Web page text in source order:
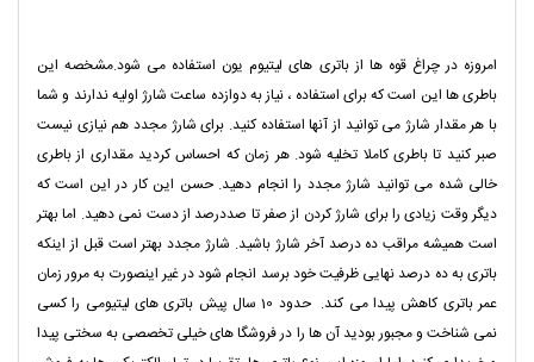
امروزه در چراغ قوه ها از باتری های لیتیوم یون استفاده می شود.مشخصه این
باطری ها این است که برای استفاده ، نیاز به دوازده ساعت شارژ اولیه ندارند و شما
با هر مقدار شارژ می توانید از آنها استفاده کنید. برای شارژ مجدد هم نیازی نیست
صبر کنید تا باطری کاملا تخلیه شود. هر زمان که احساس کردید مقداری از باطری
خالی شده می توانید شارژ مجدد را انجام دهید. حسن این کار در این است که
دیگر وقت زیادی را برای شارژ کردن از صفر تا صددرصد از دست نمی دهید. اما بهتر
است همیشه مراقب ده درصد آخر شارژ باشید. شارژ مجدد بهتر است قبل از اینکه
باتری به ده درصد نهایی ظرفیت خود برسد انجام شود در غیر اینصورت به مرور زمان
عمر باتری کاهش پیدا می کند. حدود 10 سال پیش باتری های لیتیومی را کسی
نمی شناخت و مجبور بودید آن ها را در فروشگا های خیلی تخصصی به سختی پیدا